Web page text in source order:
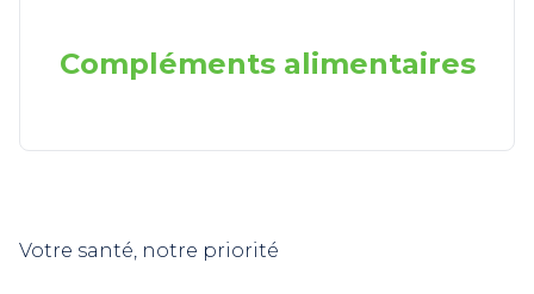
Compléments alimentaires
Votre santé, notre priorité